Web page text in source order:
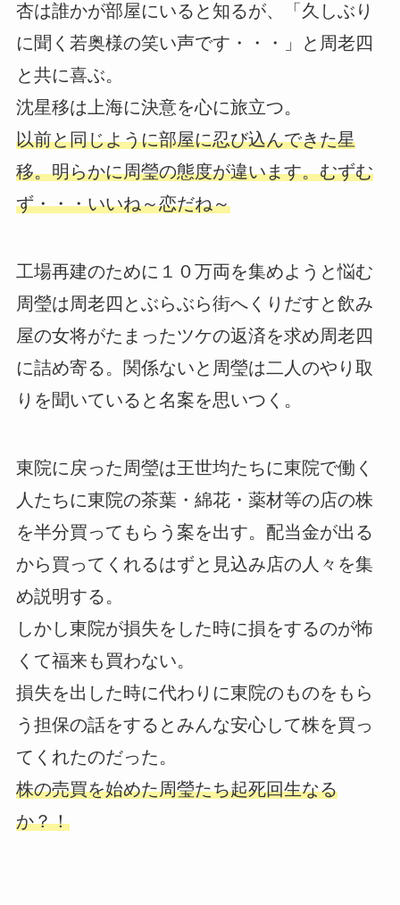
杏は誰かが部屋にいると知るが、「久しぶり
に聞く若奥様の笑い声です・・・」と周老四
と共に喜ぶ。
沈星移は上海に決意を心に旅立つ。
以前と同じように部屋に忍び込んできた星
移。明らかに周瑩の態度が違います。むずむ
ず・・・いいね～恋だね～
工場再建のために１０万両を集めようと悩む
周瑩は周老四とぶらぶら街へくりだすと飲み
屋の女将がたまったツケの返済を求め周老四
に詰め寄る。関係ないと周瑩は二人のやり取
りを聞いていると名案を思いつく。
東院に戻った周瑩は王世均たちに東院で働く
人たちに東院の茶葉・綿花・薬材等の店の株
を半分買ってもらう案を出す。配当金が出る
から買ってくれるはずと見込み店の人々を集
め説明する。
しかし東院が損失をした時に損をするのが怖
くて福来も買わない。
損失を出した時に代わりに東院のものをもら
う担保の話をするとみんな安心して株を買っ
てくれたのだった。
株の売買を始めた周瑩たち起死回生なる
か？！